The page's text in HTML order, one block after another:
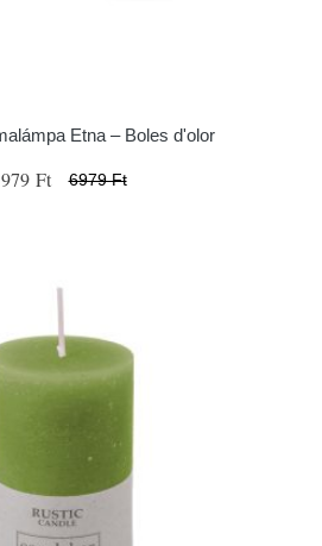
Etna – Boles d'olor
Ft 6979 Ft